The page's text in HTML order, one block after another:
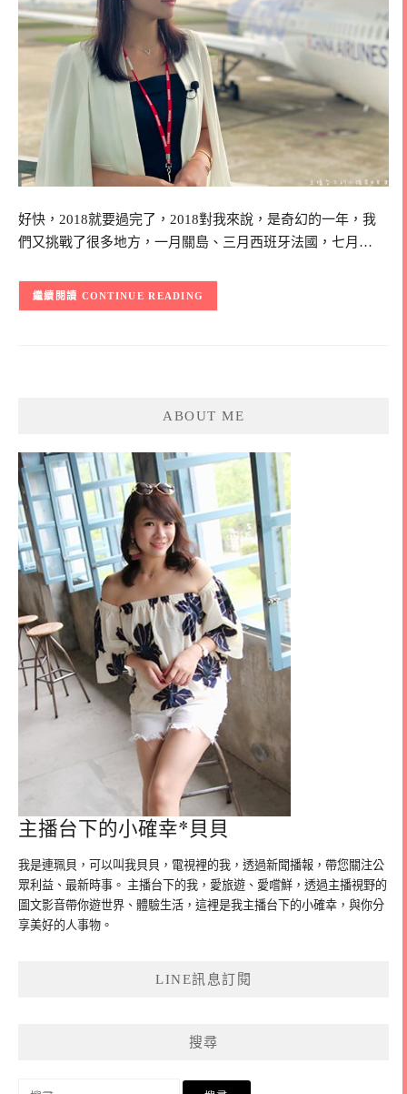
好快，2018就要過完了，2018對我來說，是奇幻的一年，我
們又挑戰了很多地方，一月關島、三月西班牙法國，七月…
CONTINUE READING
ABOUT ME
主播台下的小確幸*貝貝
我是連珮貝，可以叫我貝貝，電視裡的我，透過新聞播報，帶您關注公
眾利益、最新時事。 主播台下的我，愛旅遊、愛嚐鮮，透過主播視野的
圖文影音帶你遊世界、體驗生活，這裡是我主播台下的小確幸，與你分
享美好的人事物。
LINE訊息訂閱
搜尋